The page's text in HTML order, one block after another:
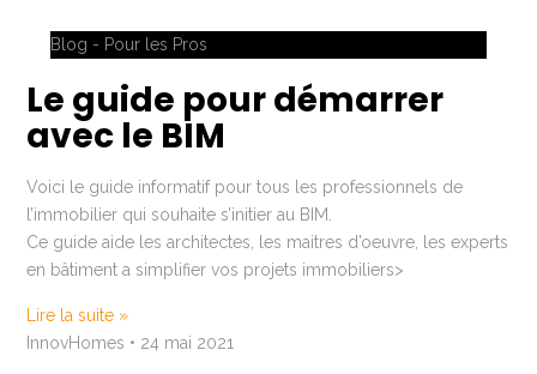
Blog - Pour les Pros
Le guide pour démarrer
avec le BIM
Voici le guide informatif pour tous les professionnels de
l’immobilier qui souhaite s’initier au BIM.
Ce guide aide les architectes, les maitres d’oeuvre, les experts
en bâtiment a simplifier vos projets immobiliers>
Lire la suite »
InnovHomes
24 mai 2021